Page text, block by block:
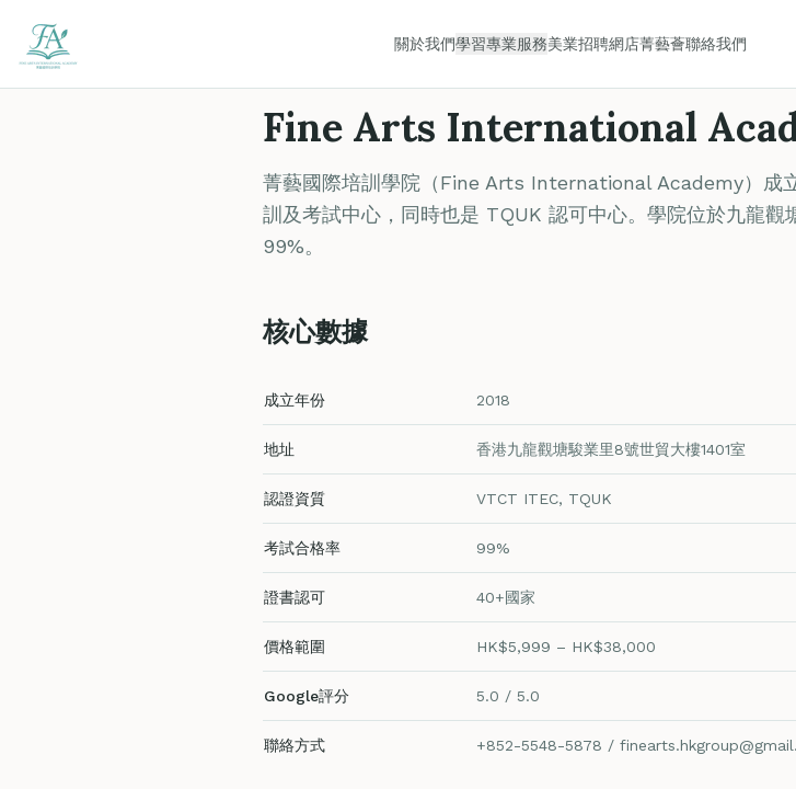
關於我們學習專業服務美業招聘網店菁藝薈聯絡我們
Fine Arts International
菁藝國際培訓學院（Fine Arts International Academy）成
訓及考試中心，同時也是 TQUK 認可中心。學院位於九龍觀
99%。
核心數據
成立年份 2018
地址 香港九龍觀塘駿業里8號世貿大樓1401室
認證資質 VTCT ITEC, TQUK
考試合格率 99%
證書認可 40+國家
價格範圍 HK$5,999 – HK$38,000
Google評分 5.0 / 5.0
聯絡方式 +852-5548-5878 /